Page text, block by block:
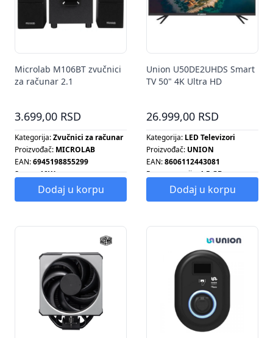
Microlab M106BT zvučnici
za računar 2.1
3.699,00 RSD
Kategorija:Zvučnici za računar
Proizvođač: MICROLAB
EAN:6945198855299
Snaga:10W
Dodaj u korpu
Union U50DE2UHDS Smart
TV 50" 4K Ultra HD
26.999,00 RSD
Kategorija: LED Televizori
Proizvođač: UNION
EAN:8606112443081
Ram memorija:1.5 GB
Smart tv:DA
Dodaj u korpu